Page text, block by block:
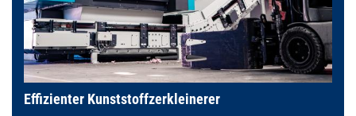
Effizienter Kunststoffzerkleinerer